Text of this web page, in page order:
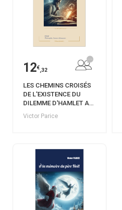
12€,32
LES CHEMINS CROISÉS
DE L'EXISTENCE DU
DILEMME D'HAMLET AU
MONDE MODERNE
Victor Parice